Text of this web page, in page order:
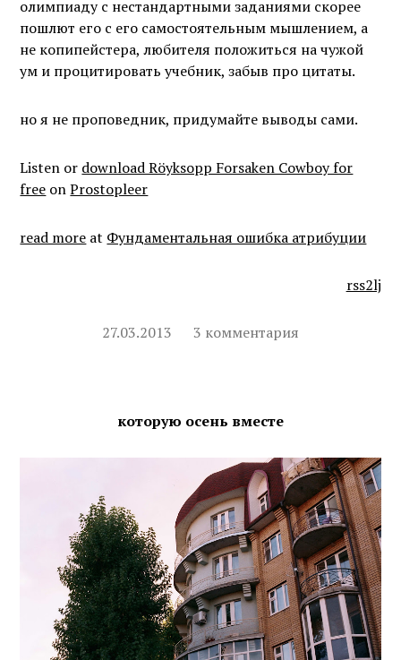
олимпиаду с нестандартными заданиями скорее
пошлют его с его самостоятельным мышлением, а
не копипейстера, любителя положиться на чужой
ум и процитировать учебник, забыв про цитаты.
но я не проповедник, придумайте выводы сами.
Listen or download Röyksopp Forsaken Cowboy for
free onProstopleer
read more at Фундаментальная ошибка атрибуции
rss2lj
27.03.2013 3 комментария
которую осень вместе